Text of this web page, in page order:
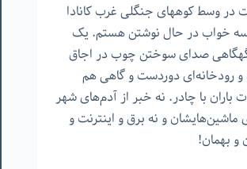
وسط کوههای جنگلی غرب کانادا
خواب در حال نوشتن هستم. یک
صدای سوختن چوب در اجاق
رودخانه‌ای دوردست و گاهی هم
باران با چادر. نه خبر از آدم‌های شهر
و نه برق و اینترنت و
و بهمان!